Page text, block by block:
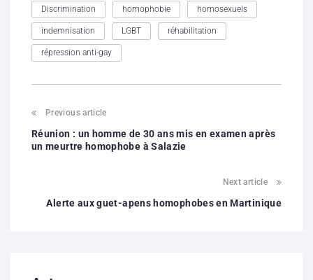
Discrimination homophobie homosexuels
indemnisation LGBT réhabilitation
répression anti-gay
Previous article
Réunion : un homme de 30 ans mis en examen après
un meurtre homophobe à Salazie
Next article
Alerte aux guet-apens homophobes en Martinique